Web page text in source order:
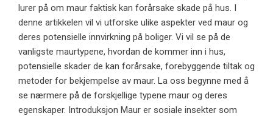
lurer på om maur faktisk kan forårsake skade på hus. I
denne artikkelen vil vi utforske ulike aspekter ved maur og
deres potensielle innvirkning på boliger. Vi vil se på de
vanligste maurtypene, hvordan de kommer inn i hus,
potensielle skader de kan forårsake, forebyggende tiltak og
metoder for bekjempelse av maur. La oss begynne med å
se nærmere på de forskjellige typene maur og deres
egenskaper. Introduksjon Maur er sosiale insekter som